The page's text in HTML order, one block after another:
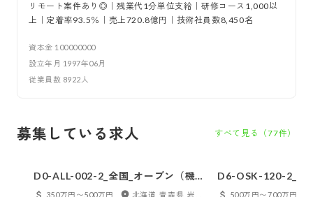
リモート案件あり◎｜残業代1分単位支給｜研修コース1,000以
上｜定着率93.5％｜売上720.8億円｜技術社員数8,450名
資本金 100000000
設立年月 1997年06月
従業員数 8922 人
募集している求人 すべて見る（77件）
D0-ALL-002-2_全国_オープン（機電
系）_メンバー_1206
350万円〜500万円
D6-OSK-120-2_大
務系ソフト_メンバ
500万円〜700万円